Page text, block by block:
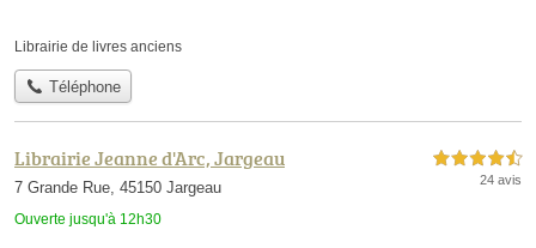
Librairie de livres anciens
Téléphone
Librairie Jeanne d'Arc, Jargeau
7 Grande Rue, 45150 Jargeau
Ouverte jusqu'à 12h30
4,5 étoiles sur 5
24 avis